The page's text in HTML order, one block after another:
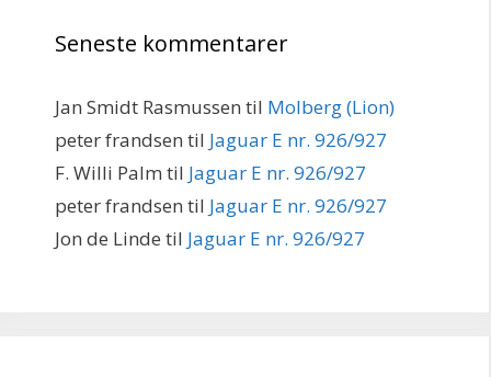
Seneste kommentarer
Jan Smidt Rasmussen til Molberg (Lion)
peter frandsen til Jaguar E nr. 926/927
F. Willi Palm til Jaguar E nr. 926/927
peter frandsen til Jaguar E nr. 926/927
Jon de Linde til Jaguar E nr. 926/927